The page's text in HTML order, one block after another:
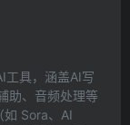
工具，涵盖AI写
助、音频处理等
如 Sora、AI